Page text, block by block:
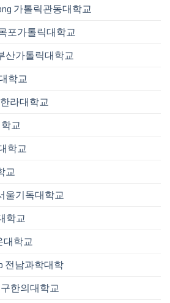
가톨릭관동대학교
포가톨릭대학교
산가톨릭대학교
학교
라대학교
교
학교
교
울기독대학교
학교
대학교
전남과학대학
구한의대학교